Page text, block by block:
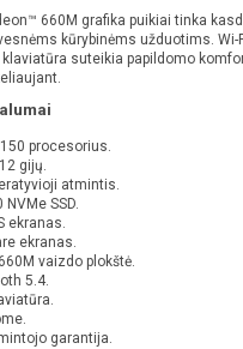
660M grafika puikiai tinka
kūrybinėms užduotims. Wi-
suteikia papildomo
procesorius.
gijų.
atmintis.
NVMe SSD.
ekranas.
ekranas.
vaizdo plokštė.
5.4.
garantija.